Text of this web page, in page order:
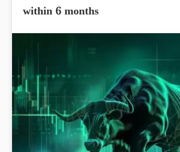
within 6 months